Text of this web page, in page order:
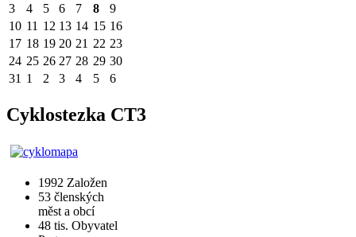
3
4 5 6 7 8
9
10 11 12 13 14 15 16
17 18 19 20 21 22 23
24 25 26 27 28 29 30
31 1 2 3 4 5 6
Cyklostezka CT3
1992 Založen
53 členských
měst a obcí
48 tis. Obyvatel